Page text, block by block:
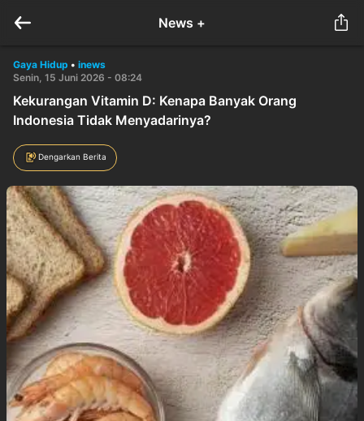
News +
Gaya Hidup • inews
Senin, 15 Juni 2026 - 08:24
Kekurangan Vitamin D: Kenapa Banyak Orang
Indonesia Tidak Menyadarinya?
Dengarkan Berita